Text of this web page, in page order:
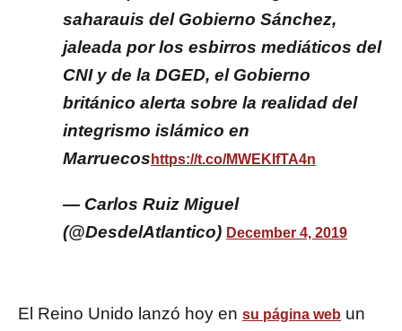
saharauis del Gobierno Sánchez,
jaleada por los esbirros mediáticos del
CNI y de la DGED, el Gobierno
británico alerta sobre la realidad del
integrismo islámico en
Marruecos https://t.co/MWEKIfTA4n
— Carlos Ruiz Miguel
(@DesdelAtlantico) December 4, 2019
El Reino Unido lanzó hoy en su página web un